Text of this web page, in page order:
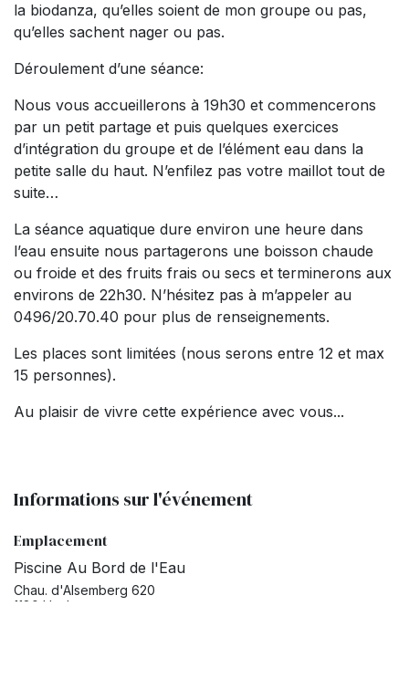
la biodanza, qu’elles soient de mon groupe ou pas,
qu’elles sachent nager ou pas.
Déroulement d’une séance:
Nous vous accueillerons à 19h30 et commencerons
par un petit partage et puis quelques exercices
d’intégration du groupe et de l’élément eau dans la
petite salle du haut. N’enfilez pas votre maillot tout de
suite…
La séance aquatique dure environ une heure dans
l’eau ensuite nous partagerons une boisson chaude
ou froide et des fruits frais ou secs et terminerons aux
environs de 22h30. N’hésitez pas à m’appeler au
0496/20.70.40 pour plus de renseignements.
Les places sont limitées (nous serons entre 12 et max
15 personnes).
Au plaisir de vivre cette expérience avec vous...
Informations sur l'événement
Emplacement
Piscine Au Bord de l'Eau
Chau. d'Alsemberg 620
1180 Uccle